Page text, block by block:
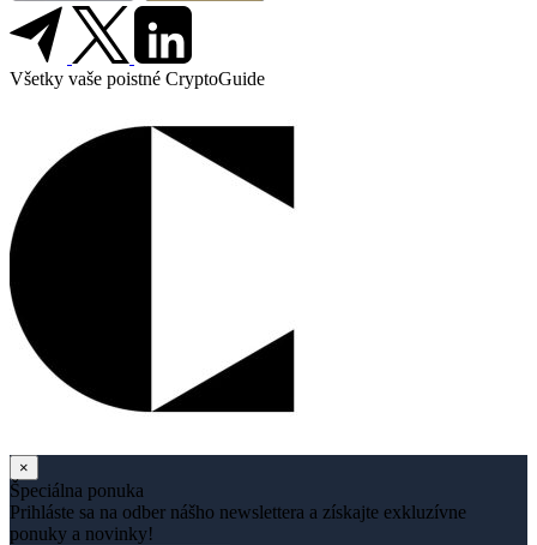
Všetky vaše poistné CryptoGuide
×
Špeciálna ponuka
Prihláste sa na odber nášho newslettera a získajte exkluzívne
ponuky a novinky!